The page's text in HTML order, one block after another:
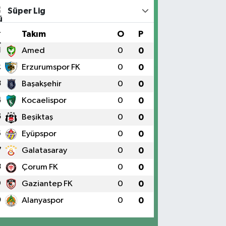
Süper Lig
Takım O P
Amed 0 0
Erzurumspor FK 0 0
Başakşehir 0 0
Kocaelispor 0 0
Beşiktaş 0 0
Eyüpspor 0 0
Galatasaray 0 0
Çorum FK 0 0
Gaziantep FK 0 0
Alanyaspor 0 0